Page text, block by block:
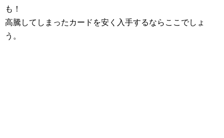
も！
高騰してしまったカードを安く入手するならここでしょ
う。